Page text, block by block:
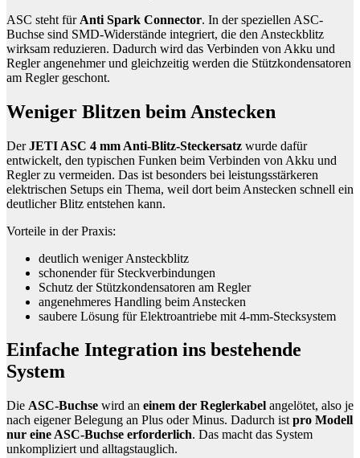
ASC steht für Anti Spark Connector. In der speziellen ASC-
Buchse sind SMD-Widerstände integriert, die den Ansteckblitz
wirksam reduzieren. Dadurch wird das Verbinden von Akku und
Regler angenehmer und gleichzeitig werden die Stützkondensatoren
am Regler geschont.
Weniger Blitzen beim Anstecken
DerJETI ASC 4 mm Anti-Blitz-Steckersatz wurde dafür
entwickelt, den typischen Funken beim Verbinden von Akku und
Regler zu vermeiden. Das ist besonders bei leistungsstärkeren
elektrischen Setups ein Thema, weil dort beim Anstecken schnell ein
deutlicher Blitz entstehen kann.
Vorteile in der Praxis:
deutlich weniger Ansteckblitz
schonender für Steckverbindungen
Schutz der Stützkondensatoren am Regler
angenehmeres Handling beim Anstecken
saubere Lösung für Elektroantriebe mit 4-mm-Stecksystem
Einfache Integration ins bestehende
System
Die ASC-Buchse wird an einem der Reglerkabel angelötet, also je
nach eigener Belegung an Plus oder Minus. Dadurch ist pro Modell
nur eine ASC-Buchse erforderlich. Das macht das System
unkompliziert und alltagstauglich.